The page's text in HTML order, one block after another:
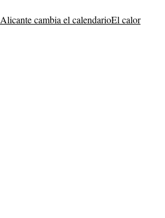
Alicante cambia el calendarioEl calor